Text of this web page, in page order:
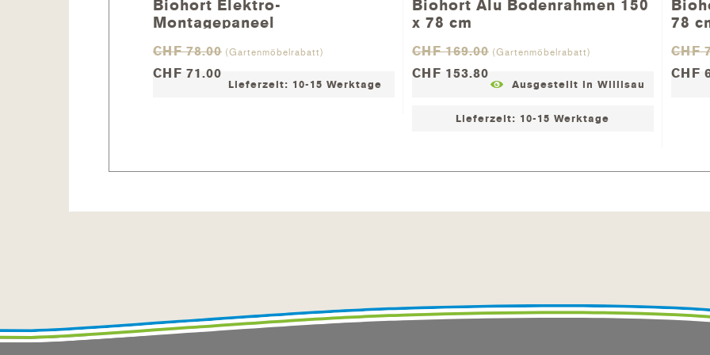
Biohort Elektro-
Montagepaneel
CHF 78.00 (Gartenmöbelrabatt)
CHF 71.00
Lieferzeit: 10-15 Werktage
Biohort Alu Bodenrahmen 150
x 78 cm
CHF 169.00 (Gartenmöbelrabatt)
CHF 153.80
Ausgestellt in Willisau
Lieferzeit: 10-15 Werktage
78
CHF
CHF